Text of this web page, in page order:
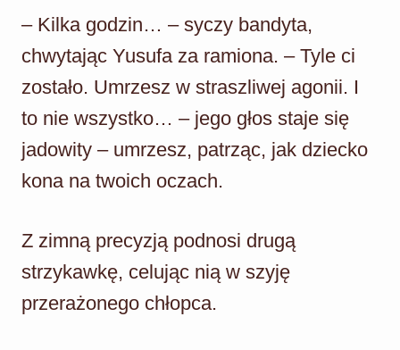
– Kilka godzin… – syczy bandyta,
chwytając Yusufa za ramiona. – Tyle ci
zostało. Umrzesz w straszliwej agonii. I
to nie wszystko… – jego głos staje się
jadowity – umrzesz, patrząc, jak dziecko
kona na twoich oczach.
Z zimną precyzją podnosi drugą
strzykawkę, celując nią w szyję
przerażonego chłopca.